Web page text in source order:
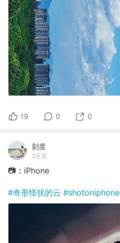
19 0 0
刻度
2月前
📷：iPhone
#奇形怪状的云 #shotoniphone